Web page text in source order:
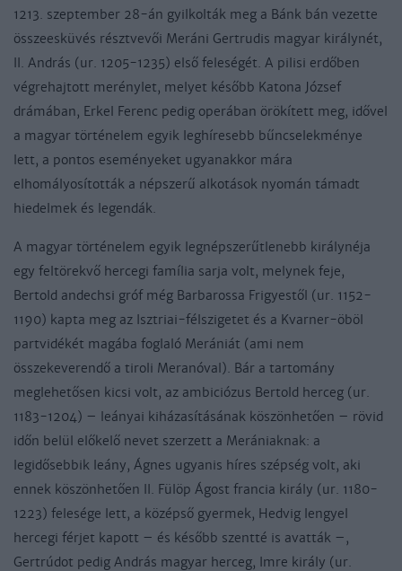
1213. szeptember 28-án gyilkolták meg a Bánk bán vezette
összeesküvés résztvevői Meráni Gertrudis magyar királynét,
II. András (ur. 1205-1235) első feleségét. A pilisi erdőben
végrehajtott merénylet, melyet később Katona József
drámában, Erkel Ferenc pedig operában örökített meg, idővel
a magyar történelem egyik leghíresebb bűncselekménye
lett, a pontos eseményeket ugyanakkor mára
elhomályosították a népszerű alkotások nyomán támadt
hiedelmek és legendák.
A magyar történelem egyik legnépszerűtlenebb királynéja
egy feltörekvő hercegi família sarja volt, melynek feje,
Bertold andechsi gróf még Barbarossa Frigyestől (ur. 1152-
1190) kapta meg az Isztriai-félszigetet és a Kvarner-öböl
partvidékét magába foglaló Merániát (ami nem
összekeverendő a tiroli Meranóval). Bár a tartomány
meglehetősen kicsi volt, az ambiciózus Bertold herceg (ur.
1183-1204) – leányai kiházasításának köszönhetően – rövid
időn belül előkelő nevet szerzett a Merániaknak: a
legidősebbik leány, Ágnes ugyanis híres szépség volt, aki
ennek köszönhetően II. Fülöp Ágost francia király (ur. 1180-
1223) felesége lett, a középső gyermek, Hedvig lengyel
hercegi férjet kapott – és később szentté is avatták –,
Gertrúdot pedig András magyar herceg, Imre király (ur.